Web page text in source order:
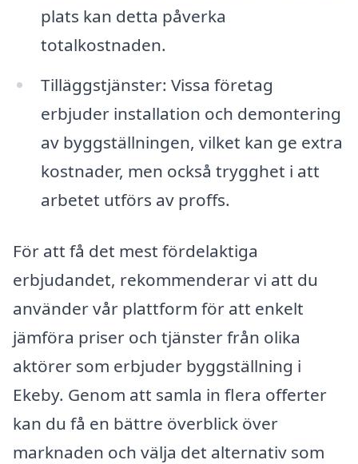
plats kan detta påverka
totalkostnaden.
Tilläggstjänster: Vissa företag
erbjuder installation och demontering
av byggställningen, vilket kan ge extra
kostnader, men också trygghet i att
arbetet utförs av proffs.
För att få det mest fördelaktiga
erbjudandet, rekommenderar vi att du
använder vår plattform för att enkelt
jämföra priser och tjänster från olika
aktörer som erbjuder byggställning i
Ekeby. Genom att samla in flera offerter
kan du få en bättre överblick över
marknaden och välja det alternativ som